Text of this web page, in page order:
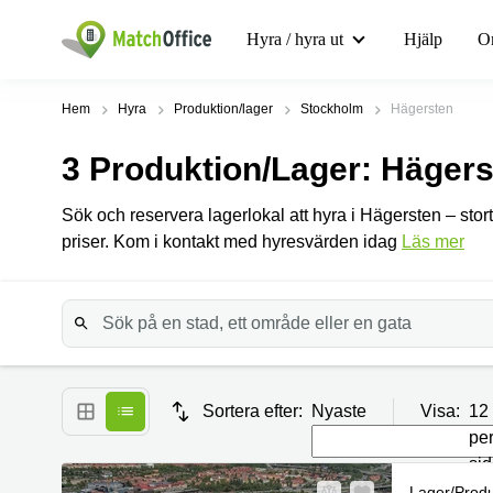
Hyra / hyra ut Hjälp
Hem Hyra Produktion/lager Stockholm Hägersten
3 Produktion/lager:
Sök och reservera lagerlokal att hyra i Hägersten –
priser. Kom i kontakt med hyresvärden idag Läs mer
Sortera efter: Nyaste Visa: 12
per